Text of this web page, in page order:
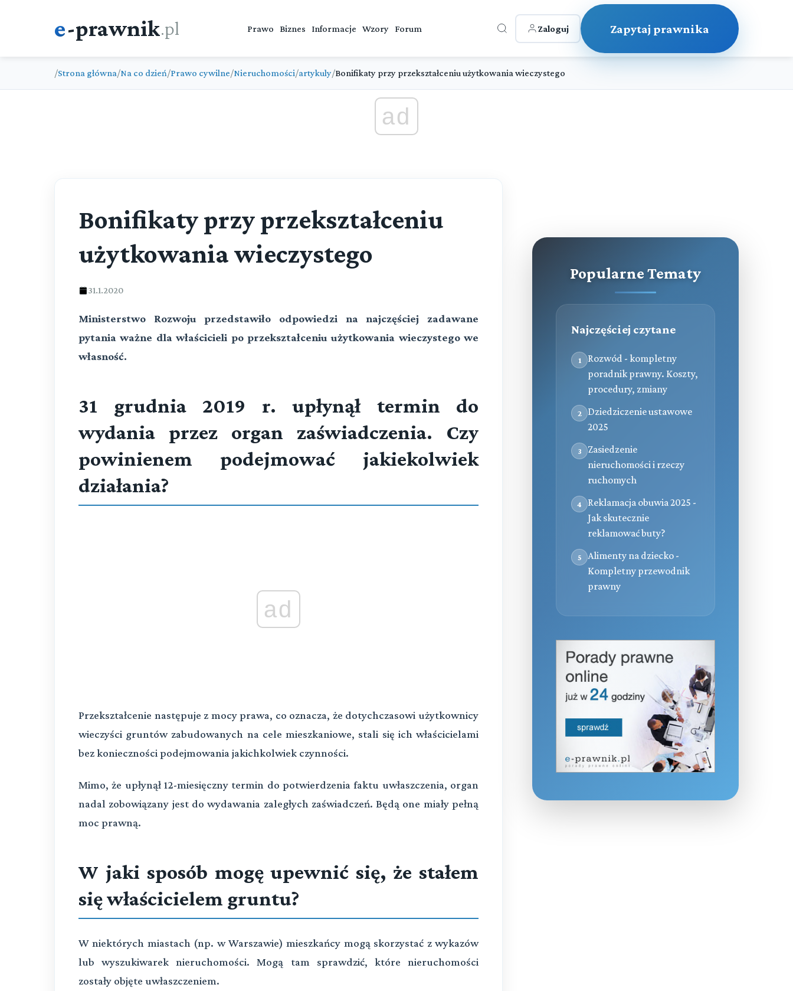
e-prawnik.pl Prawo Biznes Informacje Wzory Forum Zaloguj Zapytaj prawnika
/Strona główna/Na co dzień/Prawo cywilne/Nieruchomości/artykuly/Bonifikaty przy przekształceniu użytkowania wieczystego
ad
Bonifikaty przy przekształceniu
użytkowania wieczystego
31.1.2020
Ministerstwo Rozwoju przedstawiło odpowiedzi na najczęściej zadawane
pytania ważne dla właścicieli po przekształceniu użytkowania wieczystego we
własność.
31 grudnia 2019 r. upłynął termin do
wydania przez organ zaświadczenia. Czy
powinienem podejmować jakiekolwiek
działania?
ad
Przekształcenie następuje z mocy prawa, co oznacza, że dotychczasowi użytkownicy
wieczyści gruntów zabudowanych na cele mieszkaniowe, stali się ich właścicielami
bez konieczności podejmowania jakichkolwiek czynności.
Mimo, że upłynął 12-miesięczny termin do potwierdzenia faktu uwłaszczenia, organ
nadal zobowiązany jest do wydawania zaległych zaświadczeń. Będą one miały pełną
moc prawną.
W jaki sposób mogę upewnić się, że stałem
się właścicielem gruntu?
W niektórych miastach (np. w Warszawie) mieszkańcy mogą skorzystać z wykazów
lub wyszukiwarek nieruchomości. Mogą tam sprawdzić, które nieruchomości
zostały objęte uwłaszczeniem.
Popularne Tematy
Najczęściej czytane
1
Rozwód - kompletny
poradnik prawny. Koszty,
procedury, zmiany
2
Dziedziczenie ustawowe
2025
3
Zasiedzenie
nieruchomości i rzeczy
ruchomych
4
Reklamacja obuwia 2025 -
Jak skutecznie
reklamować buty?
5
Alimenty na dziecko -
Kompletny przewodnik
prawny